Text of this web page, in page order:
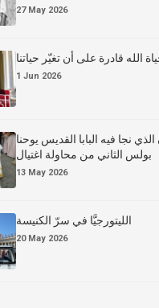
27 May 2026
الله قادرة على أن تغيّر حياتنا
1 Jun 2026
نجا فيه البابا القديس يوحنا
بولس الثاني من محاولة اغتيال
13 May 2026
الليتورجيَّا في سرّ الكنيسة
20 May 2026